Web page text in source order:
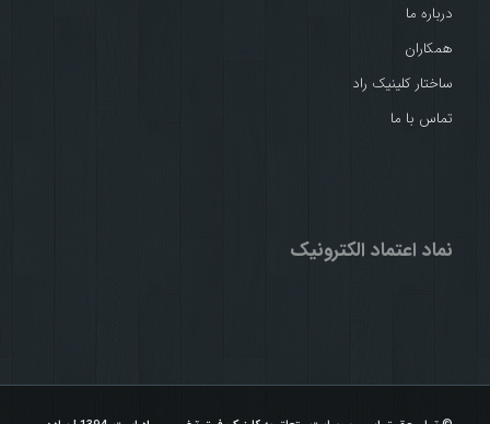
درباره ما
همکاران
ساختار کلینیک راد
تماس با ما
نماد اعتماد الکترونیک